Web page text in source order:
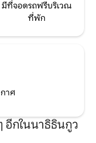
มีที่จอดรถฟรีบริเวณ
ที่พัก
าศ
กในนาธิธินกูว